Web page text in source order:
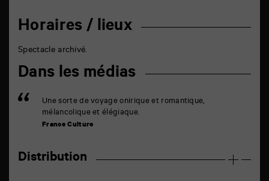
Horaires / lieux
Spectacle archivé.
Dans les médias
Une sorte de voyage onirique et romantique,
mélancolique et élégiaque.
France Culture
Distribution